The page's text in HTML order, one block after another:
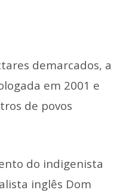
demarcados, a
em 2001 e
de povos
do indigenista
inglês Dom